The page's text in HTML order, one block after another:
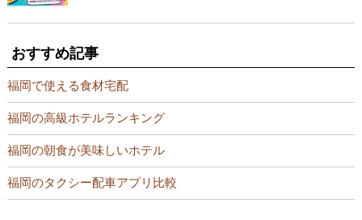
おすすめ記事
福岡で使える食材宅配
福岡の高級ホテルランキング
福岡の朝食が美味しいホテル
福岡のタクシー配車アプリ比較